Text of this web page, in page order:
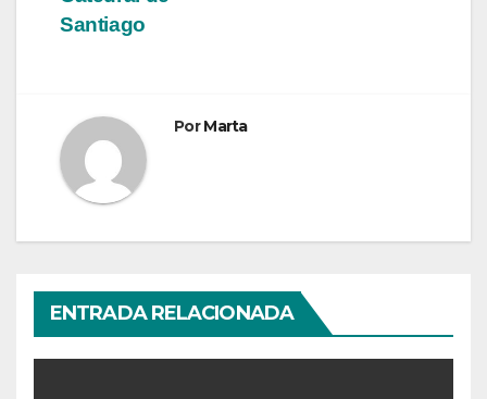
Santiago
PorMarta
ENTRADA RELACIONADA